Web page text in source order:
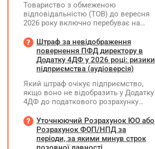
Товариство з обмеженою
відповідальністю (ТОВ) до вересня
2026 року включно перебуває на
(єдиний податок, 3 група, ставка 5%,
неплатник ПДВ). З 1 жовтня 2026
року підприємство переходить на
загальну систему оподаткування
прибуток). За результатами
діяльності у періоді 2024–2025 років
(під час перебування на спрощеній
чистий прибуток, сума
нерозподіленого прибутку в балансі
становить 18 млн грн. Наприкінці
Штраф за невідображення
повернення ПФД директору в
Додатку 4ДФ у 2026 році: ризики
підприємства (аудіоверсія)
Який штраф очікує підприємство,
якщо воно не відобразить у Додатку
4ДФ до податкового розрахунку
допомоги (ПФД) директору?
Уточнюючий Розрахунок ЮО або
Розрахунок ФОП/НПД за
періоди, за якими минув строк